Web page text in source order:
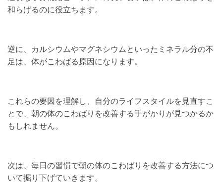
和らげるのに役立ちます。
逆に、カルシウムやマグネシウムといったミネラル分の不
足は、体がこわばる原因になります。
これらの要因を理解し、自分のライフスタイルを見直すこ
とで、朝の体のこわばりを改善する手がかりが見つかるか
もしれません。
次は、毎日の習慣で朝の体のこわばりを改善する方法につ
いて掘り下げていきます。